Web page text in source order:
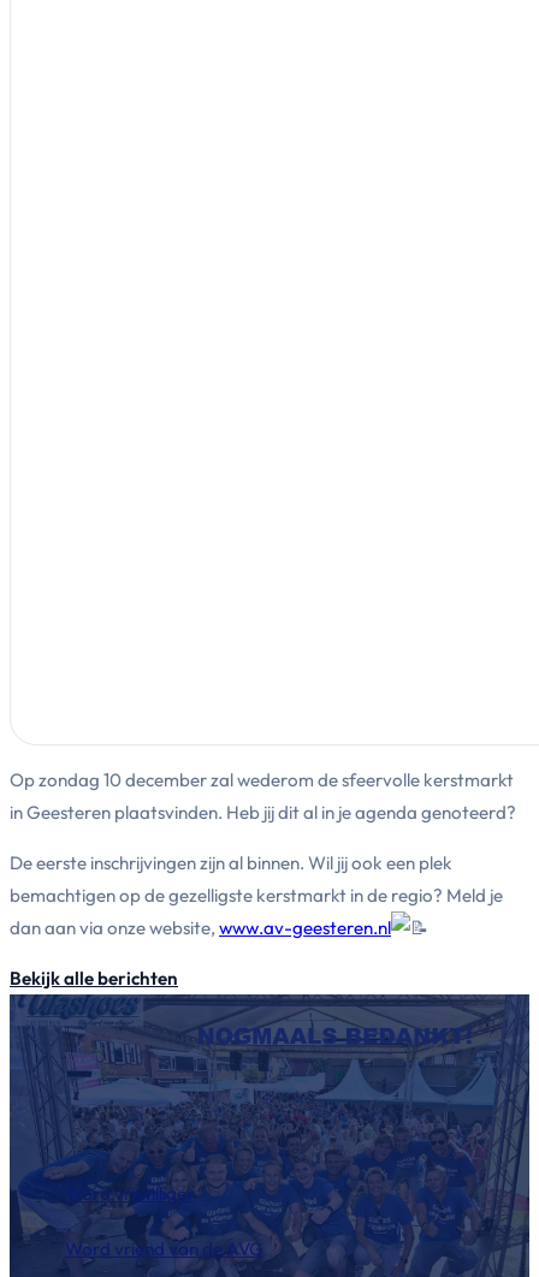
Op zondag 10 december zal wederom de sfeervolle kerstmarkt
in Geesteren plaatsvinden. Heb jij dit al in je agenda genoteerd?
De eerste inschrijvingen zijn al binnen. Wil jij ook een plek
bemachtigen op de gezelligste kerstmarkt in de regio? Meld je
dan aan via onze website, www.av-geesteren.nl
Bekijk alle berichten
Word vrijwilliger
Word vriend van de AVG